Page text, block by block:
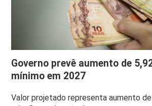
Governo prevê aumento de
mínimo em 2027
Valor projetado representa aumento